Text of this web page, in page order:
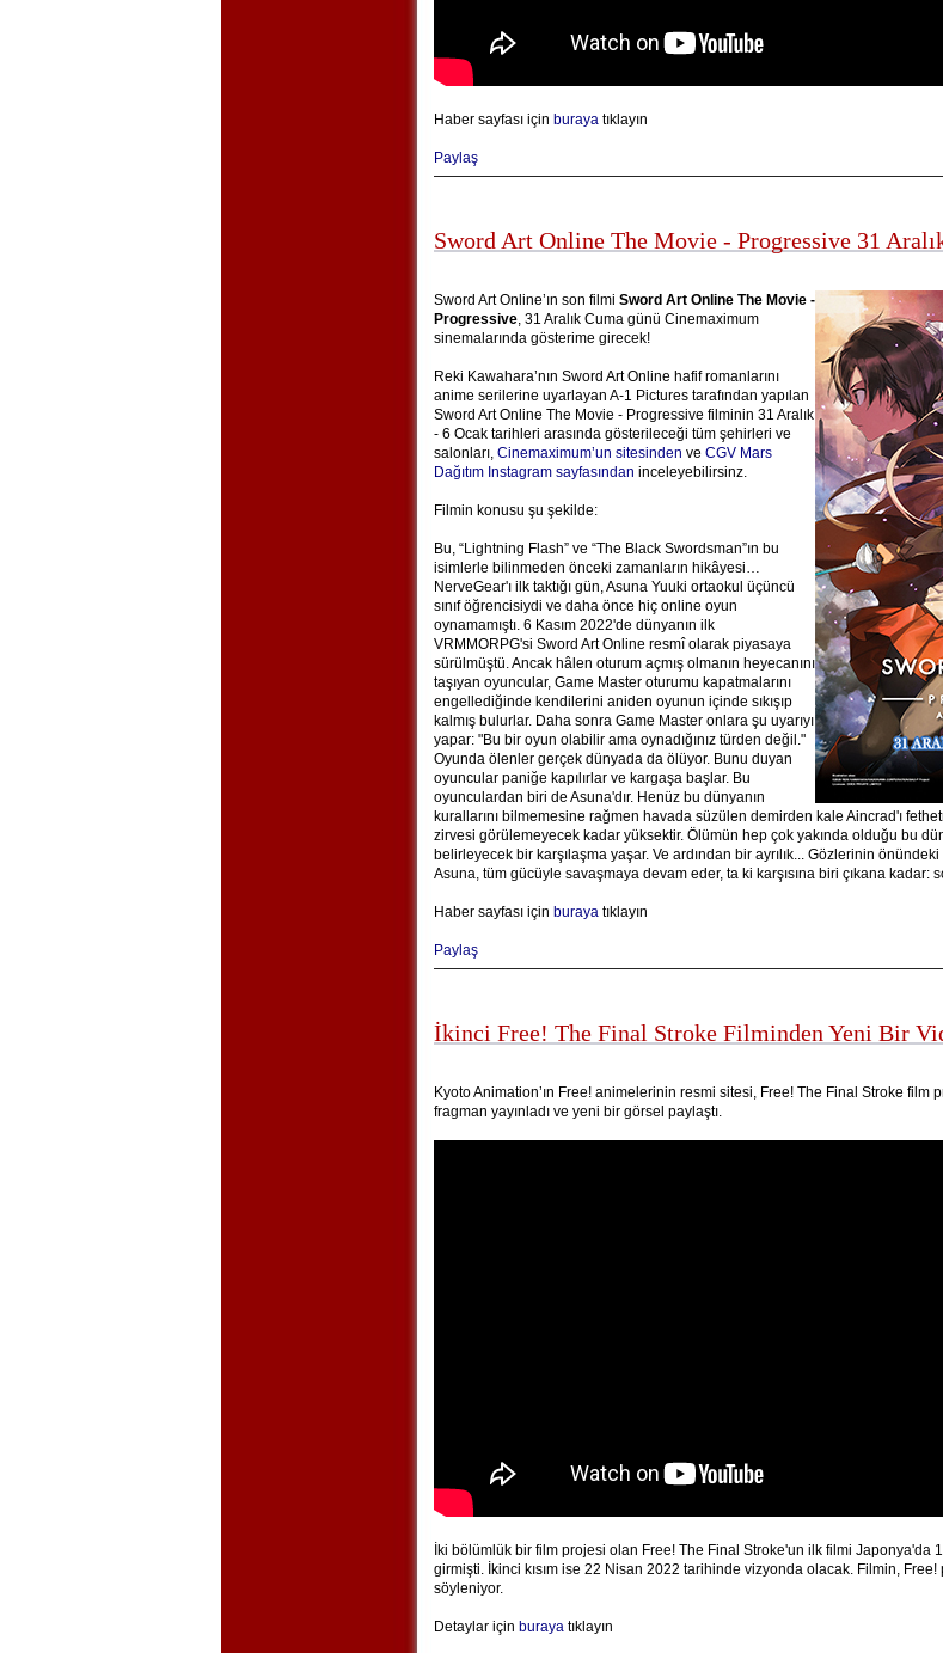
Haber sayfası için burayatıklayın
Paylaş
Sword Art Online The Movie - Progressive 31
Sword Art Online’ın son filmi Sword Art Online The Movie -
Progressive, 31 Aralık Cuma günü Cinemaximum
sinemalarında gösterime girecek!
Reki Kawahara’nın Sword Art Online hafif romanlarını
anime serilerine uyarlayan A-1 Pictures tarafından yapılan
Sword Art Online The Movie - Progressive filminin 31 Aralık
- 6 Ocak tarihleri arasında gösterileceği tüm şehirleri ve
salonları, Cinemaximum’un sitesinden ve CGV Mars
Dağıtım Instagram sayfasından inceleyebilirsinz.
Filmin konusu şu şekilde:
Bu, “Lightning Flash” ve “The Black Swordsman”ın bu
isimlerle bilinmeden önceki zamanların hikâyesi…
NerveGear'ı ilk taktığı gün, Asuna Yuuki ortaokul üçüncü
sınıf öğrencisiydi ve daha önce hiç online oyun
oynamamıştı. 6 Kasım 2022'de dünyanın ilk
VRMMORPG'si Sword Art Online resmî olarak piyasaya
sürülmüştü. Ancak hâlen oturum açmış olmanın heyecanını
taşıyan oyuncular, Game Master oturumu kapatmalarını
engellediğinde kendilerini aniden oyunun içinde sıkışıp
kalmış bulurlar. Daha sonra Game Master onlara şu uyarıyı
yapar: "Bu bir oyun olabilir ama oynadığınız türden değil."
Oyunda ölenler gerçek dünyada da ölüyor. Bunu duyan
oyuncular paniğe kapılırlar ve kargaşa başlar. Bu
oyunculardan biri de Asuna'dır. Henüz bu dünyanın
kurallarını bilmemesine rağmen havada süzülen demirden kale Aincrad'ı
zirvesi görülemeyecek kadar yüksektir. Ölümün hep çok yakında olduğu bu
belirleyecek bir karşılaşma yaşar. Ve ardından bir ayrılık... Gözlerinin
Asuna, tüm gücüyle savaşmaya devam eder, ta ki karşısına biri çıkana kadar:
Haber sayfası için burayatıklayın
Paylaş
İkinci Free! The Final Stroke Filminden Yeni Bir
Kyoto Animation’ın Free! animelerinin resmi sitesi, Free! The Final Stroke
fragman yayınladı ve yeni bir görsel paylaştı.
İki bölümlük bir film projesi olan Free! The Final Stroke'un ilk filmi Japonya'da
girmişti. İkinci kısım ise 22 Nisan 2022 tarihinde vizyonda olacak. Filmin,
söyleniyor.
Detaylar için burayatıklayın